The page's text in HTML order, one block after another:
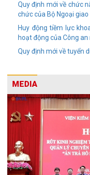
Quy định mới về chức
chức của Bộ Ngoại giao
Huy động tiềm lực
hoạt động của Công an
Quy định mới về tuyển
MEDIA